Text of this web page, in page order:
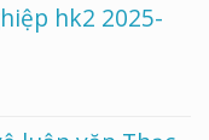
hk2 2025-